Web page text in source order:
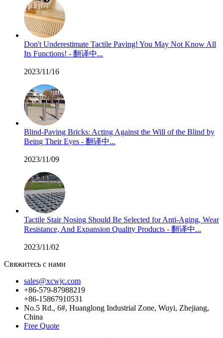
Don't Underestimate Tactile Paving! You May Not Know All
Its Functions! - 翻译中...
2023/11/16
Blind-Paving Bricks: Acting Against the Will of the Blind by
Being Their Eyes - 翻译中...
2023/11/09
Tactile Stair Nosing Should Be Selected for Anti-Aging, Wear
Resistance, And Expansion Quality Products - 翻译中...
2023/11/02
Свяжитесь с нами
sales@xcwjc.com
+86-579-87988219
+86-15867910531
No.5 Rd., 6#, Huanglong Industrial Zone, Wuyi, Zhejiang,
China
Free Quote